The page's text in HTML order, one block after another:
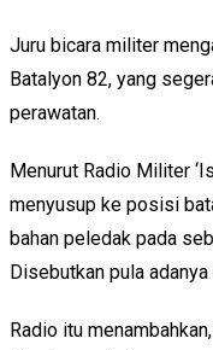
Juru bicara militer
Batalyon 82, yang
perawatan.
Menurut Radio Militer
menyusup ke posisi
bahan peledak pada
Disebutkan pula
Radio itu